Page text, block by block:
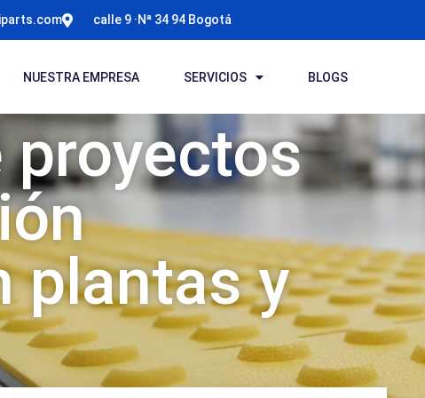
calle 9 ·Nª 34 94 Bogotá
NUESTRA EMPRESA SERVICIOS BLOGS
proyectos
plantas y